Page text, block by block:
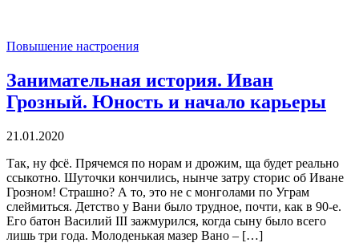
Повышение настроения
Занимательная история. Иван
Грозный. Юность и начало карьеры
21.01.2020
Так, ну фсё. Прячемся по норам и дрожим, ща будет реально
ссыкотно. Шуточки кончились, нынче затру сторис об Иване
Грозном! Страшно? А то, это не с монголами по Уграм
слеймиться. Детство у Вани было трудное, почти, как в 90-е.
Его батон Василий III зажмурился, когда сыну было всего
лишь три года. Молоденькая мазер Вано – […]